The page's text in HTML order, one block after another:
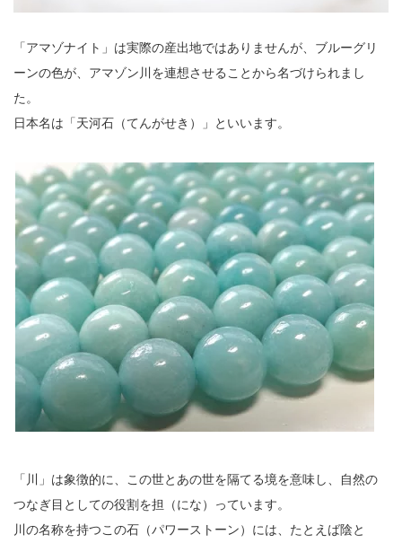
「アマゾナイト」は実際の産出地ではありませんが、ブルーグリ
ーンの色が、アマゾン川を連想させることから名づけられまし
た。
日本名は「天河石（てんがせき）」といいます。
「川」は象徴的に、この世とあの世を隔てる境を意味し、自然の
つなぎ目としての役割を担（にな）っています。
川の名称を持つこの石（パワーストーン）には、たとえば陰と